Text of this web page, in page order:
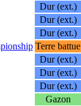
Dur (ext.)
Dur (ext.)
Dur (ext.)
Terre battue
Dur (ext.)
Dur (ext.)
Dur (ext.)
Gazon